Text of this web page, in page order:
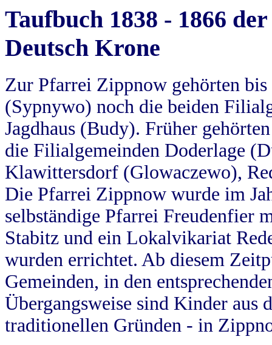
Taufbuch 1838 - 1866
Deutsch Krone
Zur Pfarrei Zippnow gehörten
(Sypnywo) noch die beiden
Jagdhaus (Budy). Früher
die Filialgemeinden Doderlage
Klawittersdorf (Glowaczewo),
Die Pfarrei Zippnow wurde im
selbständige Pfarrei Freudenfier
Stabitz und ein Lokalvikariat
wurden errichtet. Ab diesem
Gemeinden, in den
Übergangsweise sind Kinder aus
traditionellen Gründen - in